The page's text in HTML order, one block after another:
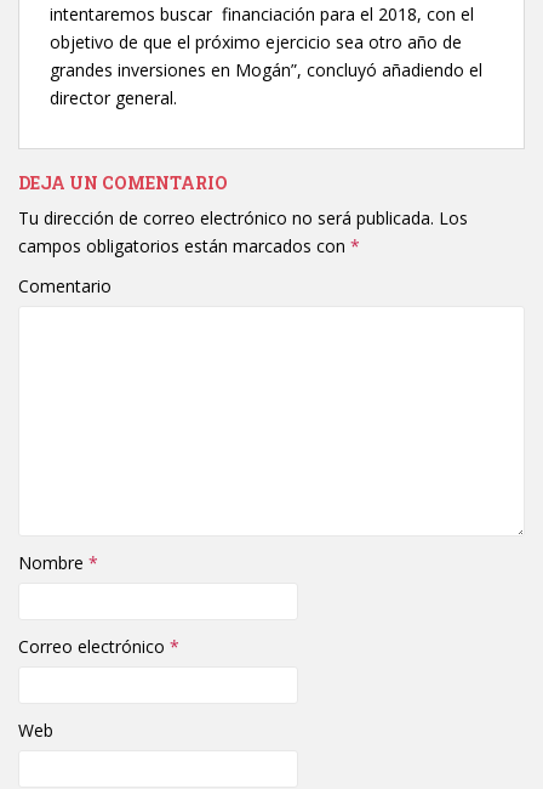
intentaremos buscar financiación para el 2018, con el
objetivo de que el próximo ejercicio sea otro año de
grandes inversiones en Mogán”, concluyó añadiendo el
director general.
DEJA UN COMENTARIO
Tu dirección de correo electrónico no será publicada. Los
campos obligatorios están marcados con *
Comentario
Nombre *
Correo electrónico *
Web